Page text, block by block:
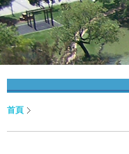
首頁